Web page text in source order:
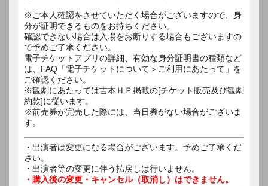
※ご本人確認をさせていただく場合がございますので、身
分が証明できるものをお持ちください。
確認できない場合は入場をお断りする場合もございますの
で予めご了承ください。
電子チケットアプリの詳細、有効な身分証明書の種類など
は、FAQ「電子チケットについて＞ご利用にあたって」を
ご確認ください。
※観劇にあたっては吉本ＨＰ掲載の[チケット販売及び観劇
約款]に従います。
※前売券が完売した際には、当日券がない場合がございま
す。
・出演者は変更になる場合がございます。予めご了承くだ
さい。
・出演者等の変更に伴う払戻しは行いません。
・購入後の変更・キャンセル（取消し）はできません。